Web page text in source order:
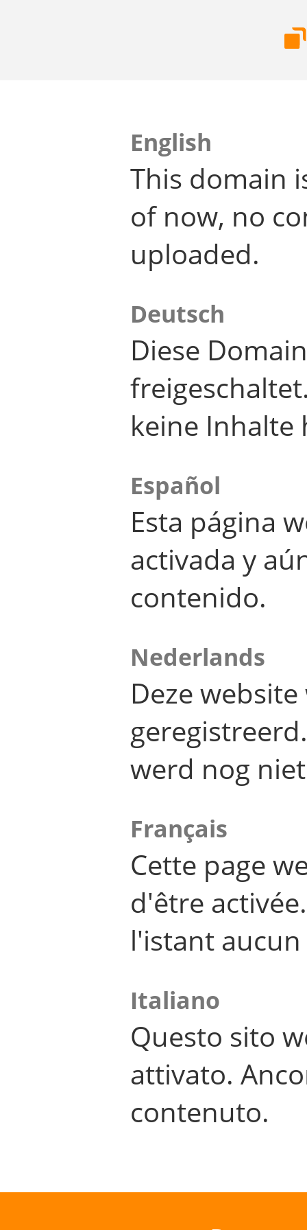
English
This domain
of now, no
uploaded.
Deutsch
Diese
keine Inhalte
Español
Esta página
activada y
contenido.
Nederlands
Deze
werd nog
Français
Cette page
d'être
l'istant
Italiano
Questo sito
attivato.
contenuto.